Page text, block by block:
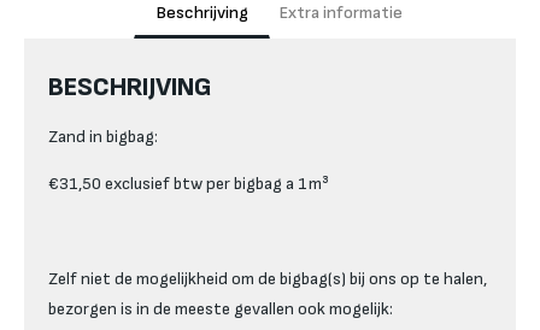
Beschrijving Extra informatie
BESCHRIJVING
Zand in bigbag:
€31,50 exclusief btw per bigbag a 1m³
Zelf niet de mogelijkheid om de bigbag(s) bij ons op te halen,
bezorgen is in de meeste gevallen ook mogelijk: